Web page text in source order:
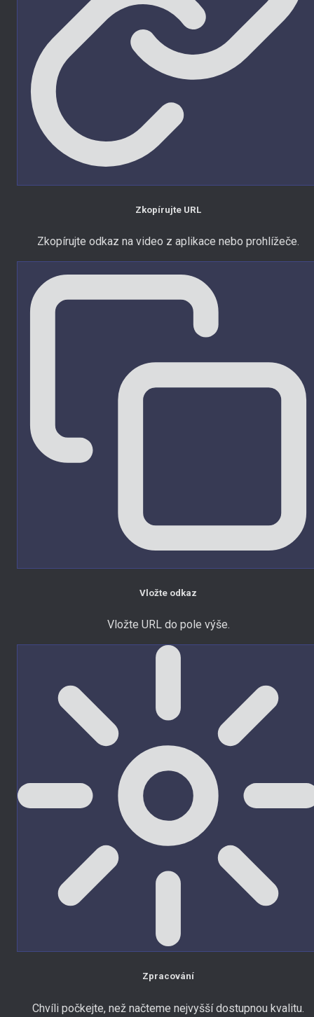
Zkopírujte URL
Zkopírujte odkaz na video z aplikace nebo prohlížeče.
Vložte odkaz
Vložte URL do pole výše.
Zpracování
Chvíli počkejte, než načteme nejvyšší dostupnou kvalitu.